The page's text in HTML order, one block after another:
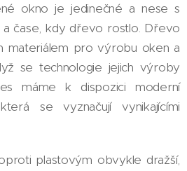
okno je jedinečné a nese s
čase, kdy dřevo rostlo. Dřevo
materiálem pro výrobu oken a
se technologie jejich výroby
máme k dispozici moderní
se vyznačují vynikajícími
plastovým obvykle dražší,